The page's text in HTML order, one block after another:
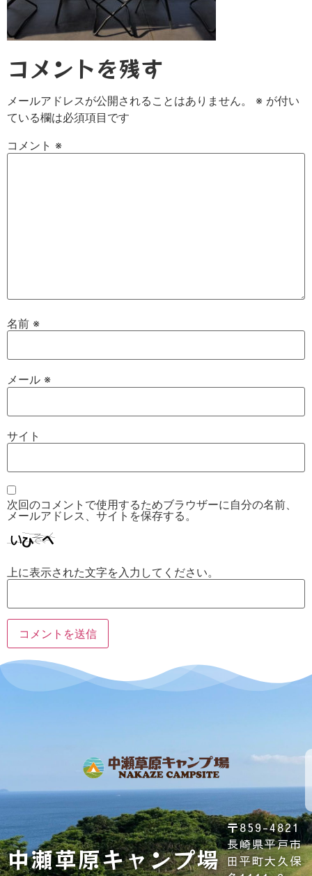
コメントを残す
メールアドレスが公開されることはありません。 ※ が付い
ている欄は必須項目です
コメント ※
名前 ※
メール ※
サイト
次回のコメントで使用するためブラウザーに自分の名前、
メールアドレス、サイトを保存する。
上に表示された文字を入力してください。
ム
利
規
会
概
ン
ポ
リ
シ
ー
イ
バ
ー
リ
シ
ー
中瀬草原キャンプ場
〒859-4821
長崎県平戸市
田平町大久保